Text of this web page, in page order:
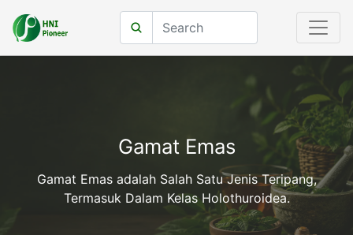
Gamat Emas
Gamat Emas adalah Salah Satu Jenis Teripang,
Termasuk Dalam Kelas Holothuroidea.